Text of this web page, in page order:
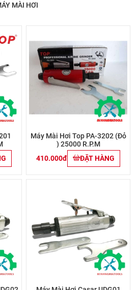
MÀI HƠI
Máy Mài Hơi Top PA-3202 (Đỏ
) 25000 R.P.M
410.000đ
ĐẶT HÀNG